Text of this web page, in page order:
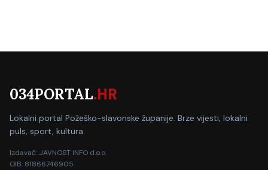
034PORTAL.HR
Lokalni portal Požeško-slavonske županije. Brze vijesti, lokalni
puls, sport, kultura.
Izdavač: JAVNOST INFO d.o.o.
OIB: 81866746905